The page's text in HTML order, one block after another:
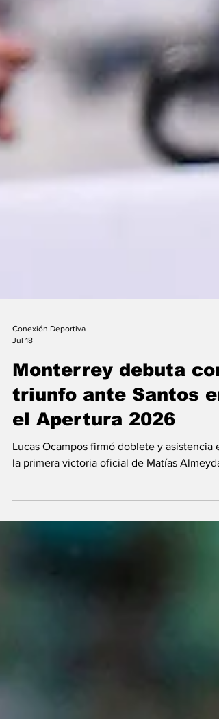
Jul 18
Monterrey debuta con
triunfo ante Santos en
el Apertura 2026
Lucas Ocampos firmó doblete y asistencia